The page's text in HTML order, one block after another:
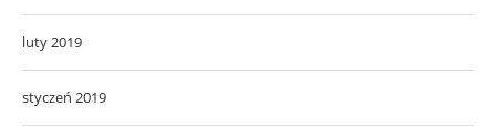
luty 2019
styczeń 2019